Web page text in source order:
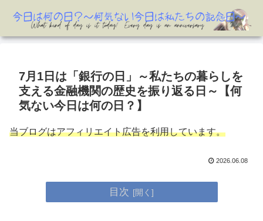
7月1日は「銀行の日」～私たちの暮らしを
支える金融機関の歴史を振り返る日～【何
気ない今日は何の日？】
当ブログはアフィリエイト広告を利用しています。
2026.06.08
目次